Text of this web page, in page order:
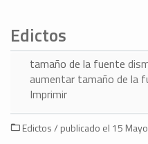
Edictos
tamaño de la fuente
aumentar tamaño de la
Imprimir
Edictos / publicado el 15